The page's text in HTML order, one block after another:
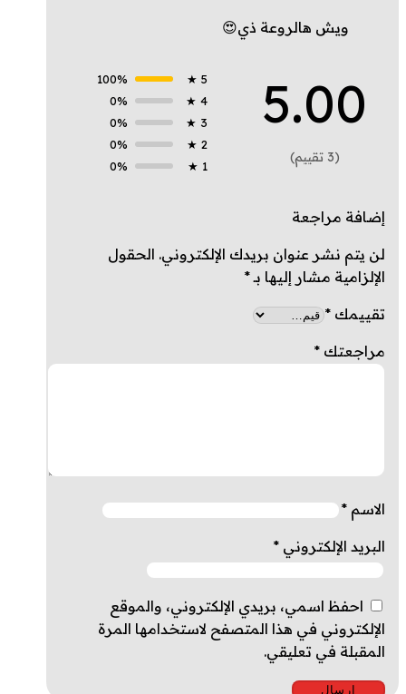
ويش هالروعة ذي😍
5.00
(3 تقييم)
5 ★
100%
4 ★
0%
3 ★
0%
2 ★
0%
1 ★
0%
إضافة مراجعة
لن يتم نشر عنوان بريدك الإلكتروني. الحقول
الإلزامية مشار إليها بـ*
تقييمك *
مراجعتك *
الاسم *
البريد الإلكتروني *
احفظ اسمي، بريدي الإلكتروني، والموقع
الإلكتروني في هذا المتصفح لاستخدامها المرة
المقبلة في تعليقي.